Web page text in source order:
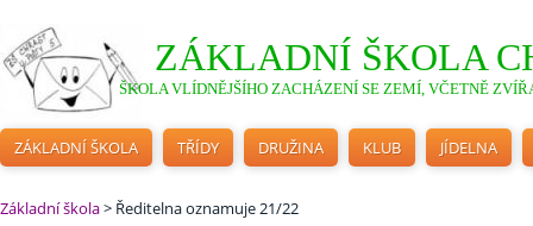
ZÁKLADNÍ ŠKOLA
ŠKOLA VLÍDNĚJŠÍHO ZACHÁZENÍ SE ZEMÍ, VČETNĚ
ZÁKLADNÍ ŠKOLA TŘÍDY DRUŽINA KLUB JÍDELNA
Základní škola> Ředitelna oznamuje 21/22